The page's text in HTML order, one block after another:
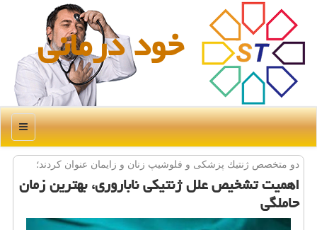
خود درمانی
منو
دو متخصص ژنتیك پزشكی و فلوشیپ زنان و زایمان عنوان كردند؛
اهمیت تشخیص علل ژنتیكی ناباروری، بهترین زمان
حاملگی